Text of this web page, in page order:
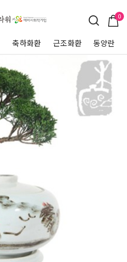
0
축하화환 근조화환 동양란